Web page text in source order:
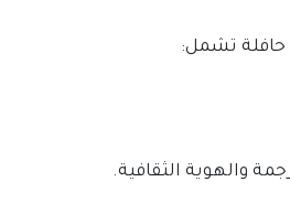
حافلة تشمل:
والهوية الثقافية.